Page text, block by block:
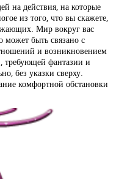
на действия, на которые
из того, что вы скажете,
Мир вокруг вас
может быть связано с
и возникновением
требующей фантазии и
без указки сверху.
комфортной обстановки